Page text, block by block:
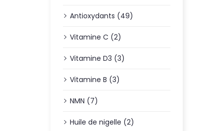
Antioxydants (49)
Vitamine C (2)
Vitamine D3 (3)
Vitamine B (3)
NMN (7)
Huile de nigelle (2)